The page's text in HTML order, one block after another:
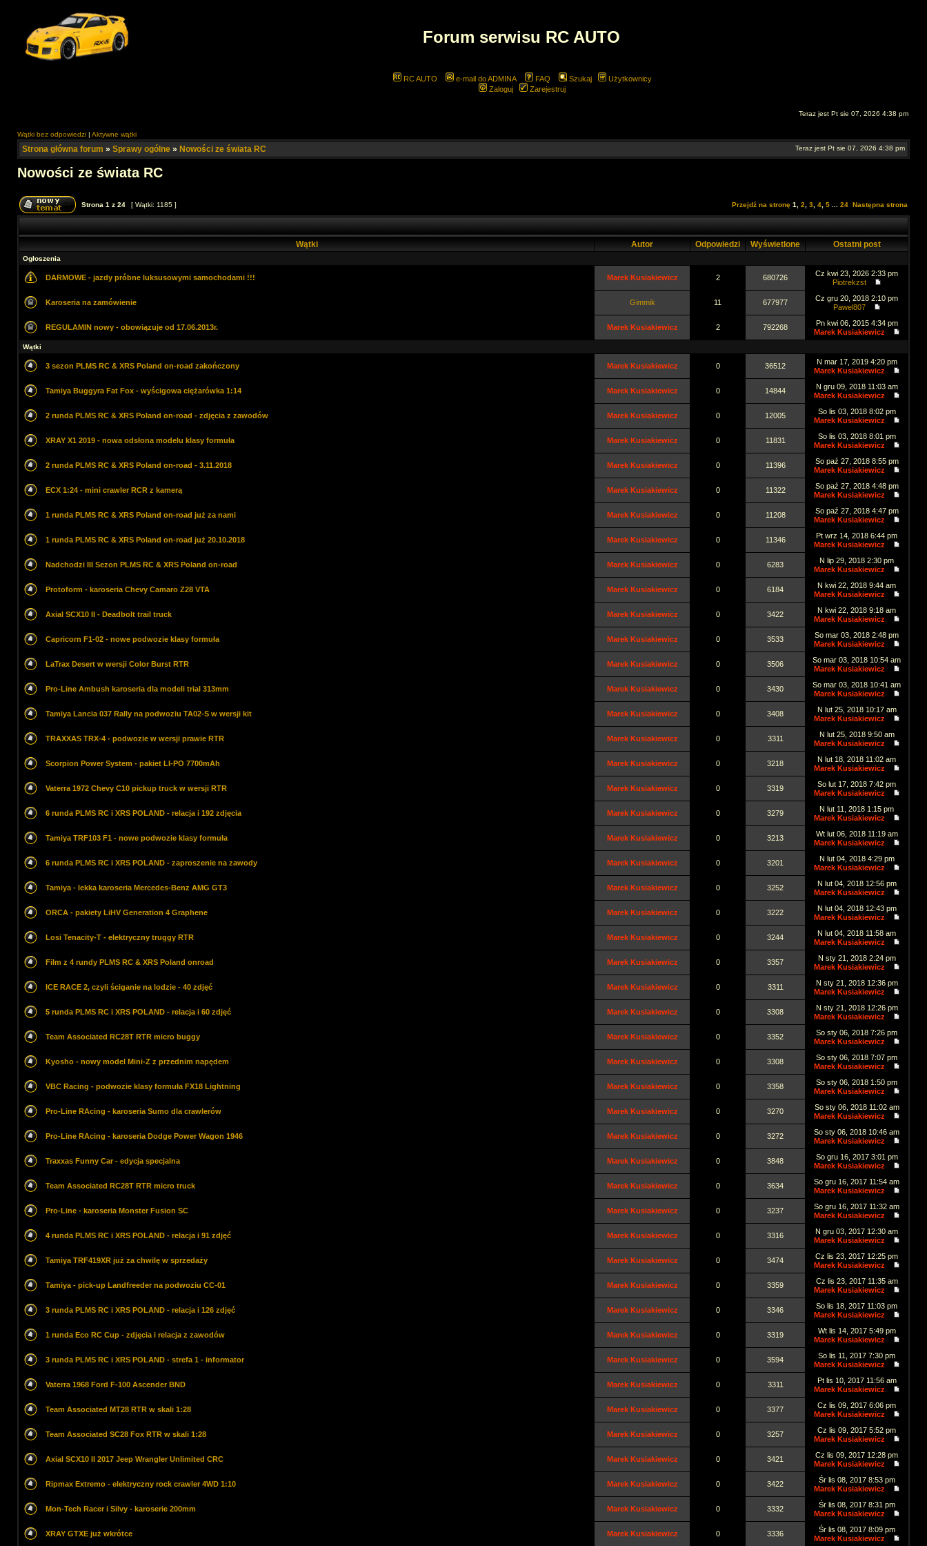
Forum serwisu RC AUTO
RC AUTO e-mail do ADMINA FAQ Szukaj
Użytkownicy
Zaloguj
Zarejestruj
Teraz jest Pt sie 07, 2026 4:38 pm
Wątki bez odpowiedzi | Aktywne wątki
Strona główna forum » Sprawy ogólne » Nowości ze świata RC Teraz jest Pt sie 07, 2026 4:38 pm
Nowości ze świata RC
Strona 1 z 24 [ Wątki: 1185 ] Przejdź na stronę 1 2 3 4 5 24 Następna strona
Wątki Autor Odpowiedzi Wyświetlone Ostatni post
Ogłoszenia
DARMOWE - jazdy próbne luksusowymi samochodami !!! Marek Kusiakiewicz 2 680726
Cz kwi 23, 2026 2:33 pm
Piotrekzst
Karoseria na zamówienie Gimmik 11 677977
Cz gru 20, 2018 2:10 pm
Pawel807
REGULAMIN nowy - obowiązuje od 17.06.2013r. Marek Kusiakiewicz 2 792268
Pn kwi 06, 2015 4:34 pm
Marek Kusiakiewicz
Wątki
3 sezon PLMS RC & XRS Poland on-road zakończony Marek Kusiakiewicz 0 36512
N mar 17, 2019 4:20 pm
Marek Kusiakiewicz
Tamiya Buggyra Fat Fox - wyścigowa ciężarówka 1:14 Marek Kusiakiewicz 0 14844
N gru 09, 2018 11:03 am
Marek Kusiakiewicz
2 runda PLMS RC & XRS Poland on-road - zdjęcia z zawodów Marek Kusiakiewicz 0 12005
So lis 03, 2018 8:02 pm
Marek Kusiakiewicz
XRAY X1 2019 - nowa odsłona modelu klasy formuła Marek Kusiakiewicz 0 11831
So lis 03, 2018 8:01 pm
Marek Kusiakiewicz
2 runda PLMS RC & XRS Poland on-road - 3.11.2018 Marek Kusiakiewicz 0 11396
So paź 27, 2018 8:55 pm
Marek Kusiakiewicz
ECX 1:24 - mini crawler RCR z kamerą Marek Kusiakiewicz 0 11322
So paź 27, 2018 4:48 pm
Marek Kusiakiewicz
1 runda PLMS RC & XRS Poland on-road już za nami Marek Kusiakiewicz 0 11208
So paź 27, 2018 4:47 pm
Marek Kusiakiewicz
1 runda PLMS RC & XRS Poland on-road już 20.10.2018 Marek Kusiakiewicz 0 11346
Pt wrz 14, 2018 6:44 pm
Marek Kusiakiewicz
Nadchodzi III Sezon PLMS RC & XRS Poland on-road Marek Kusiakiewicz 0 6283
N lip 29, 2018 2:30 pm
Marek Kusiakiewicz
Protoform - karoseria Chevy Camaro Z28 VTA Marek Kusiakiewicz 0 6184
N kwi 22, 2018 9:44 am
Marek Kusiakiewicz
Axial SCX10 II - Deadbolt trail truck Marek Kusiakiewicz 0 3422
N kwi 22, 2018 9:18 am
Marek Kusiakiewicz
Capricorn F1-02 - nowe podwozie klasy formuła Marek Kusiakiewicz 0 3533
So mar 03, 2018 2:48 pm
Marek Kusiakiewicz
LaTrax Desert w wersji Color Burst RTR Marek Kusiakiewicz 0 3506
So mar 03, 2018 10:54 am
Marek Kusiakiewicz
Pro-Line Ambush karoseria dla modeli trial 313mm Marek Kusiakiewicz 0 3430
So mar 03, 2018 10:41 am
Marek Kusiakiewicz
Tamiya Lancia 037 Rally na podwoziu TA02-S w wersji kit Marek Kusiakiewicz 0 3408
N lut 25, 2018 10:17 am
Marek Kusiakiewicz
TRAXXAS TRX-4 - podwozie w wersji prawie RTR Marek Kusiakiewicz 0 3311
N lut 25, 2018 9:50 am
Marek Kusiakiewicz
Scorpion Power System - pakiet LI-PO 7700mAh Marek Kusiakiewicz 0 3218
N lut 18, 2018 11:02 am
Marek Kusiakiewicz
Vaterra 1972 Chevy C10 pickup truck w wersji RTR Marek Kusiakiewicz 0 3319
So lut 17, 2018 7:42 pm
Marek Kusiakiewicz
6 runda PLMS RC i XRS POLAND - relacja i 192 zdjęcia Marek Kusiakiewicz 0 3279
N lut 11, 2018 1:15 pm
Marek Kusiakiewicz
Tamiya TRF103 F1 - nowe podwozie klasy formuła Marek Kusiakiewicz 0 3213
Wt lut 06, 2018 11:19 am
Marek Kusiakiewicz
6 runda PLMS RC i XRS POLAND - zaproszenie na zawody Marek Kusiakiewicz 0 3201
N lut 04, 2018 4:29 pm
Marek Kusiakiewicz
Tamiya - lekka karoseria Mercedes-Benz AMG GT3 Marek Kusiakiewicz 0 3252
N lut 04, 2018 12:56 pm
Marek Kusiakiewicz
ORCA - pakiety LiHV Generation 4 Graphene Marek Kusiakiewicz 0 3222
N lut 04, 2018 12:43 pm
Marek Kusiakiewicz
Losi Tenacity-T - elektryczny truggy RTR Marek Kusiakiewicz 0 3244
N lut 04, 2018 11:58 am
Marek Kusiakiewicz
Film z 4 rundy PLMS RC & XRS Poland onroad Marek Kusiakiewicz 0 3357
N sty 21, 2018 2:24 pm
Marek Kusiakiewicz
ICE RACE 2, czyli ściganie na lodzie - 40 zdjęć Marek Kusiakiewicz 0 3311
N sty 21, 2018 12:36 pm
Marek Kusiakiewicz
5 runda PLMS RC i XRS POLAND - relacja i 60 zdjęć Marek Kusiakiewicz 0 3308
N sty 21, 2018 12:26 pm
Marek Kusiakiewicz
Team Associated RC28T RTR micro buggy Marek Kusiakiewicz 0 3352
So sty 06, 2018 7:26 pm
Marek Kusiakiewicz
Kyosho - nowy model Mini-Z z przednim napędem Marek Kusiakiewicz 0 3308
So sty 06, 2018 7:07 pm
Marek Kusiakiewicz
VBC Racing - podwozie klasy formuła FX18 Lightning Marek Kusiakiewicz 0 3358
So sty 06, 2018 1:50 pm
Marek Kusiakiewicz
Pro-Line RAcing - karoseria Sumo dla crawlerów Marek Kusiakiewicz 0 3270
So sty 06, 2018 11:02 am
Marek Kusiakiewicz
Pro-Line RAcing - karoseria Dodge Power Wagon 1946 Marek Kusiakiewicz 0 3272
So sty 06, 2018 10:46 am
Marek Kusiakiewicz
Traxxas Funny Car - edycja specjalna Marek Kusiakiewicz 0 3848
So gru 16, 2017 3:01 pm
Marek Kusiakiewicz
Team Associated RC28T RTR micro truck Marek Kusiakiewicz 0 3634
So gru 16, 2017 11:54 am
Marek Kusiakiewicz
Pro-Line - karoseria Monster Fusion SC Marek Kusiakiewicz 0 3237
So gru 16, 2017 11:32 am
Marek Kusiakiewicz
4 runda PLMS RC i XRS POLAND - relacja i 91 zdjęć Marek Kusiakiewicz 0 3316
N gru 03, 2017 12:30 am
Marek Kusiakiewicz
Tamiya TRF419XR już za chwilę w sprzedaży Marek Kusiakiewicz 0 3474
Cz lis 23, 2017 12:25 pm
Marek Kusiakiewicz
Tamiya - pick-up Landfreeder na podwoziu CC-01 Marek Kusiakiewicz 0 3359
Cz lis 23, 2017 11:35 am
Marek Kusiakiewicz
3 runda PLMS RC i XRS POLAND - relacja i 126 zdjęć Marek Kusiakiewicz 0 3346
So lis 18, 2017 11:03 pm
Marek Kusiakiewicz
1 runda Eco RC Cup - zdjęcia i relacja z zawodów Marek Kusiakiewicz 0 3319
Wt lis 14, 2017 5:49 pm
Marek Kusiakiewicz
3 runda PLMS RC i XRS POLAND - strefa 1 - informator Marek Kusiakiewicz 0 3594
So lis 11, 2017 7:30 pm
Marek Kusiakiewicz
Vaterra 1968 Ford F-100 Ascender BND Marek Kusiakiewicz 0 3311
Pt lis 10, 2017 11:56 am
Marek Kusiakiewicz
Team Associated MT28 RTR w skali 1:28 Marek Kusiakiewicz 0 3377
Cz lis 09, 2017 6:06 pm
Marek Kusiakiewicz
Team Associated SC28 Fox RTR w skali 1:28 Marek Kusiakiewicz 0 3257
Cz lis 09, 2017 5:52 pm
Marek Kusiakiewicz
Axial SCX10 II 2017 Jeep Wrangler Unlimited CRC Marek Kusiakiewicz 0 3421
Cz lis 09, 2017 12:28 pm
Marek Kusiakiewicz
Ripmax Extremo - elektryczny rock crawler 4WD 1:10 Marek Kusiakiewicz 0 3422
Śr lis 08, 2017 8:53 pm
Marek Kusiakiewicz
Mon-Tech Racer i Silvy - karoserie 200mm Marek Kusiakiewicz 0 3332
Śr lis 08, 2017 8:31 pm
Marek Kusiakiewicz
XRAY GTXE już wkrótce Marek Kusiakiewicz 0 3336
Śr lis 08, 2017 8:09 pm
Marek Kusiakiewicz